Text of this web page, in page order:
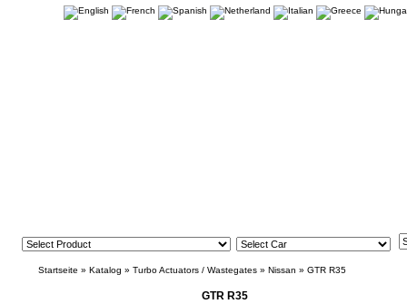
Startseite » Katalog » Turbo Actuators / Wastegates » Nissan » GTR R35
GTR R35